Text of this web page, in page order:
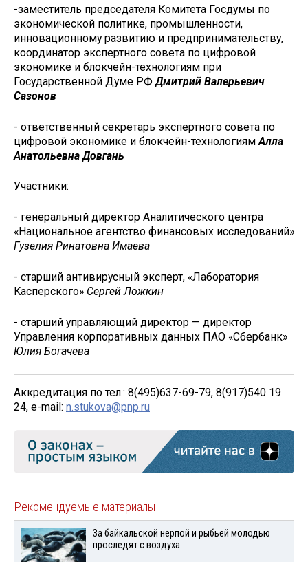
-заместитель председателя Комитета Госдумы по
экономической политике, промышленности,
инновационному развитию и предпринимательству,
координатор экспертного совета по цифровой
экономике и блокчейн-технологиям при
Государственной Думе РФДмитрий Валерьевич
Сазонов
- ответственный секретарь экспертного совета по
цифровой экономике и блокчейн-технологиям Алла
Анатольевна Довгань
Участники:
- генеральный директор Аналитического центра
«Национальное агентство финансовых исследований»
Гузелия Ринатовна Имаева
- старший антивирусный эксперт, «Лаборатория
Касперского» Сергей Ложкин
- старший управляющий директор — директор
Управления корпоративных данных ПАО «Сбербанк»
Юлия Богачева
Аккредитация по тел.: 8(495)637-69-79, 8(917)540 19
24, e-mail: n.stukova@pnp.ru
Рекомендуемые материалы
За байкальской нерпой и рыбьей молодью
проследят с воздуха